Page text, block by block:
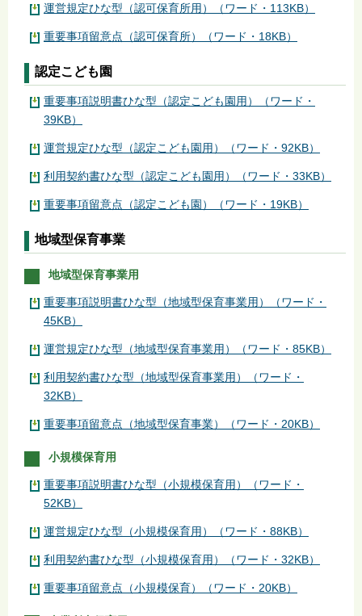
運営規定ひな型（認可保育所用）（ワード・113KB）
重要事項留意点（認可保育所）（ワード・18KB）
認定こども園
重要事項説明書ひな型（認定こども園用）（ワード・
39KB）
運営規定ひな型（認定こども園用）（ワード・92KB）
利用契約書ひな型（認定こども園用）（ワード・33KB）
重要事項留意点（認定こども園）（ワード・19KB）
地域型保育事業
地域型保育事業用
重要事項説明書ひな型（地域型保育事業用）（ワード・
45KB）
運営規定ひな型（地域型保育事業用）（ワード・85KB）
利用契約書ひな型（地域型保育事業用）（ワード・
32KB）
重要事項留意点（地域型保育事業）（ワード・20KB）
小規模保育用
重要事項説明書ひな型（小規模保育用）（ワード・
52KB）
運営規定ひな型（小規模保育用）（ワード・88KB）
利用契約書ひな型（小規模保育用）（ワード・32KB）
重要事項留意点（小規模保育）（ワード・20KB）